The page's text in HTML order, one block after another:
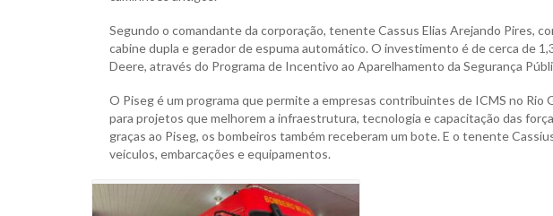
Segundo o comandante da corporação, tenente Cassus Elias Arejando Pires,
cabine dupla e gerador de espuma automático. O investimento é de cerca de
Deere, através do Programa de Incentivo ao Aparelhamento da Segurança
O Piseg é um programa que permite a empresas contribuintes de ICMS no
para projetos que melhorem a infraestrutura, tecnologia e capacitação das
graças ao Piseg, os bombeiros também receberam um bote. E o tenente
veículos, embarcações e equipamentos.